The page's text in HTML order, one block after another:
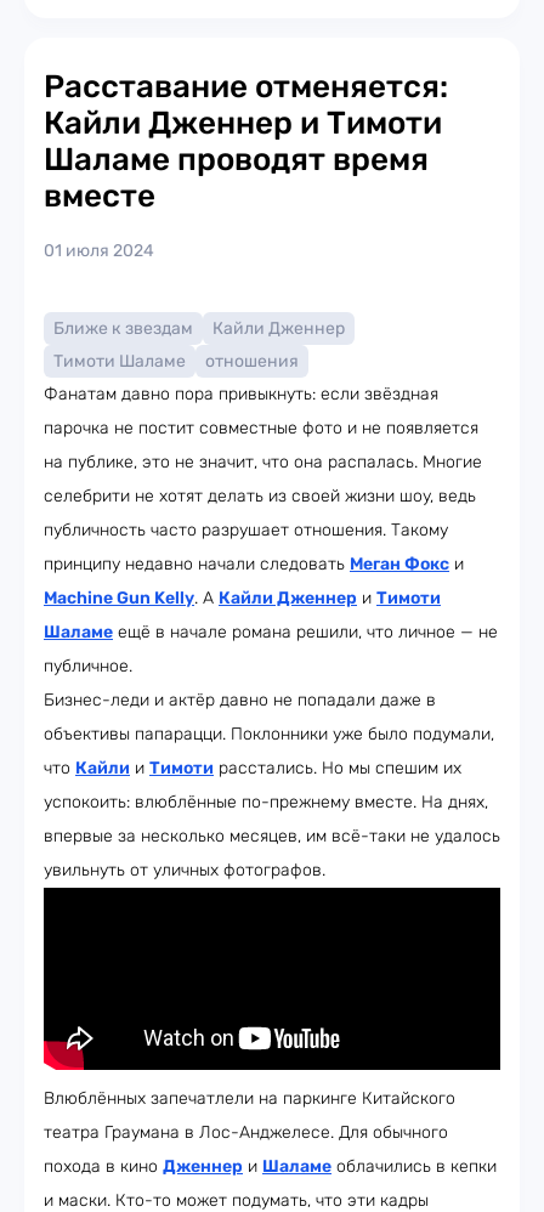
Расставание отменяется:
Кайли Дженнер и Тимоти
Шаламе проводят время
вместе
01 июля 2024
Ближе к звездам
Кайли Дженнер
Тимоти Шаламе
отношения
Фанатам давно пора привыкнуть: если звёздная
парочка не постит совместные фото и не появляется
на публике, это не значит, что она распалась. Многие
селебрити не хотят делать из своей жизни шоу, ведь
публичность часто разрушает отношения. Такому
принципу недавно начали следовать Меган Фокс и
Machine Gun Kelly. А Кайли Дженнер и Тимоти
Шаламе ещё в начале романа решили, что личное — не
публичное.
Бизнес-леди и актёр давно не попадали даже в
объективы папарацци. Поклонники уже было подумали,
что Кайли и Тимоти расстались. Но мы спешим их
успокоить: влюблённые по-прежнему вместе. На днях,
впервые за несколько месяцев, им всё-таки не удалось
увильнуть от уличных фотографов.
Влюблённых запечатлели на паркинге Китайского
театра Граумана в Лос-Анджелесе. Для обычного
похода в кино Дженнер и Шаламе облачились в кепки
и маски. Кто-то может подумать, что эти кадры